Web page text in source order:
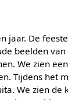
jaar. De
beelden
We zien
Tijdens het
We zien